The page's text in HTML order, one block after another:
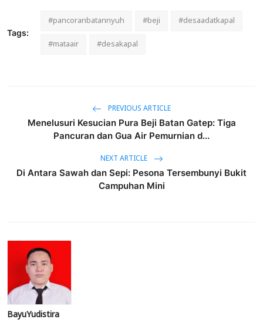
Tags:
#pancoranbatannyuh #beji
#desaadatkapal
#mataair
#desakapal
PREVIOUS ARTICLE
Menelusuri Kesucian Pura Beji Batan Gatep: Tiga
Pancuran dan Gua Air Pemurnian d...
NEXT ARTICLE
Di Antara Sawah dan Sepi: Pesona Tersembunyi Bukit
Campuhan Mini
BayuYudistira